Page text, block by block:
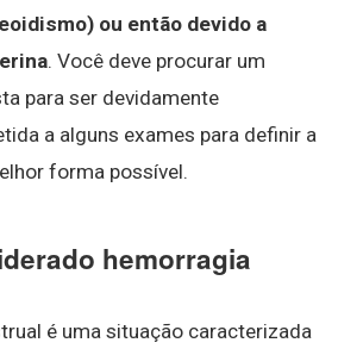
ou então devido a
. Você deve procurar um
para ser devidamente
a alguns exames para definir a
forma possível.
hemorragia
é uma situação caracterizada